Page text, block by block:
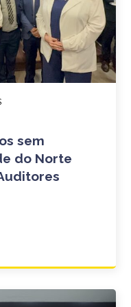
sem
do Norte